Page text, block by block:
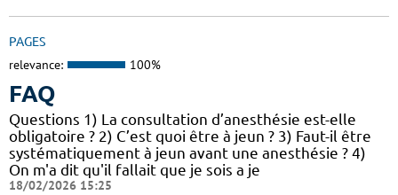
PAGES
relevance: 100%
FAQ
Questions 1) La consultation d’anesthésie est-elle
obligatoire ? 2) C’est quoi être à jeun ? 3) Faut-il être
systématiquement à jeun avant une anesthésie ? 4)
On m'a dit qu'il fallait que je sois a je
18/02/2026 15:25